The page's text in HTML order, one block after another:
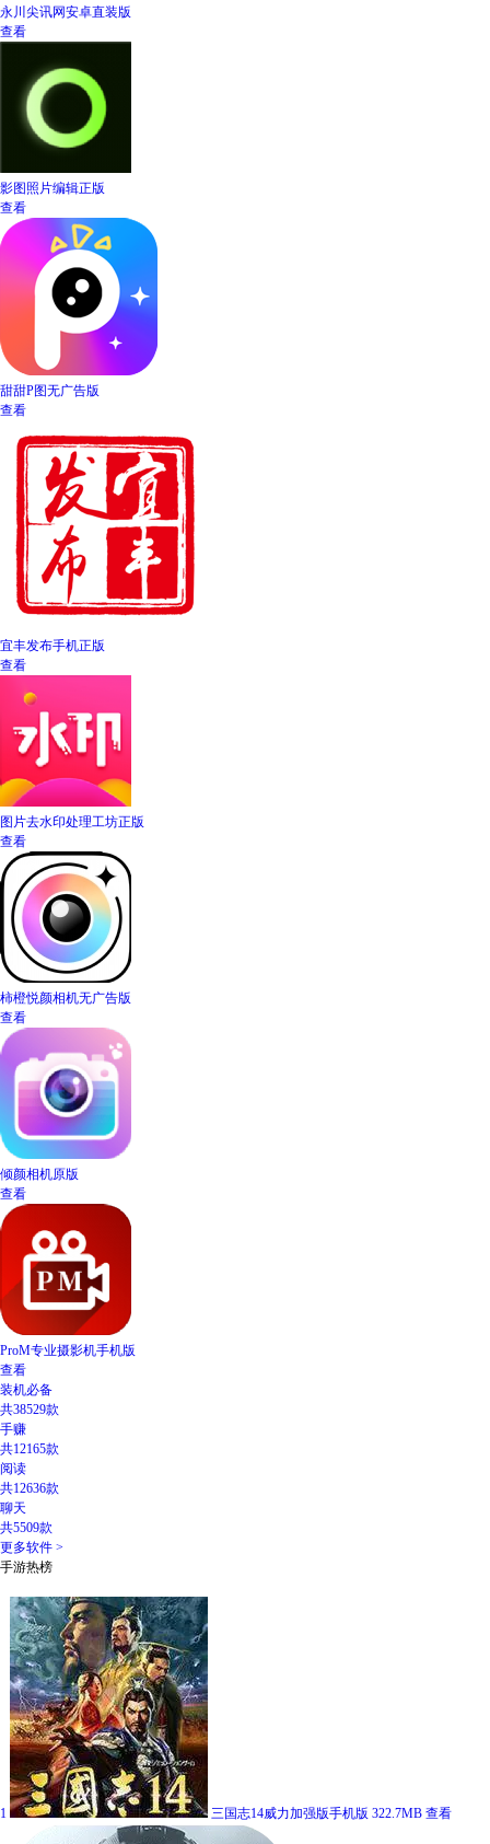
永川尖讯网安卓直装版
查看
影图照片编辑正版
查看
甜甜P图无广告版
查看
宜丰发布手机正版
查看
图片去水印处理工坊正版
查看
柿橙悦颜相机无广告版
查看
倾颜相机原版
查看
ProM专业摄影机手机版
查看
装机必备
共38529款
手赚
共12165款
阅读
共12636款
聊天
共5509款
更多软件 >
手游热榜
1 三国志14威力加强版手机版 322.7MB 查看